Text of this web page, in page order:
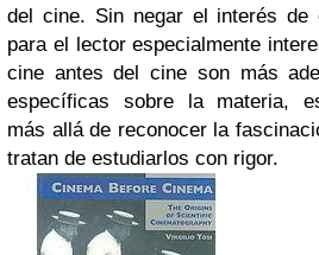
del cine. Sin negar el interés de
para el lector especialmente
cine antes del cine son más
específicas sobre la materia,
más allá de reconocer la
tratan de estudiarlos con rigor.